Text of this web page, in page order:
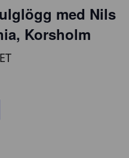
med Nils
Korsholm